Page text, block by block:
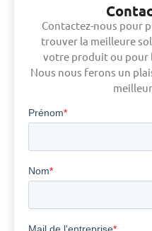
Contactez-nous pour
trouver la meilleure
votre produit ou pour
Nous nous ferons un